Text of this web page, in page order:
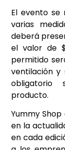
El evento
varias
deberá
el valor de
permitido
ventilación y
obligatorio
producto.
Yummy
en la
en cada